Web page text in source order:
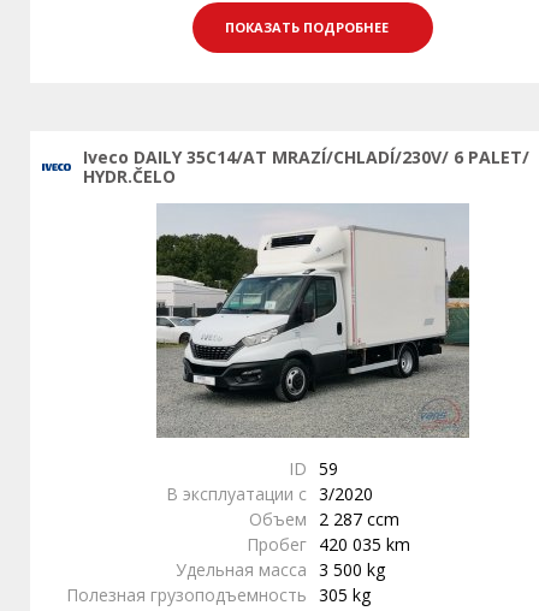
ПОКАЗАТЬ ПОДРОБНЕЕ
Iveco DAILY 35C14/AT MRAZÍ/CHLADÍ/230V/ 6 PALET/
HYDR.ČELO
ID 59
В эксплуатации с 3/2020
Объем
2 287 ccm
Пробег 420 035 km
Удельная масса 3 500 kg
Полезная грузоподъемность 305 kg